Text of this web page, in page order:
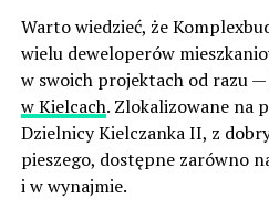
Warto wiedzieć, że
wielu deweloperów
w swoich projektach od razu —
w Kielcach. Zlokalizowane na
Dzielnicy Kielczanka II, z
pieszego, dostępne zarówno
i w wynajmie.